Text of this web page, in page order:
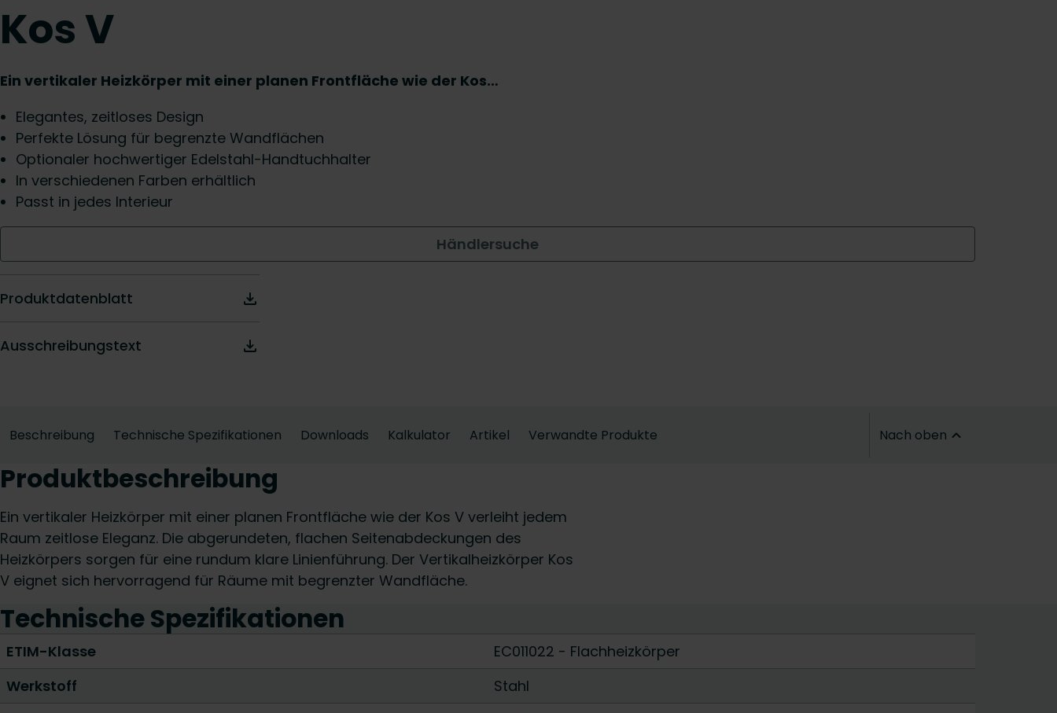
Kos V
Ein vertikaler Heizkörper mit einer planen Frontfläche wie der Kos…
Elegantes, zeitloses Design
Perfekte Lösung für begrenzte Wandflächen
Optionaler hochwertiger Edelstahl-Handtuchhalter
In verschiedenen Farben erhältlich
Passt in jedes Interieur
Händlersuche
Produktdatenblatt
Ausschreibungstext
Beschreibung Technische Spezifikationen Downloads Kalkulator Artikel Verwandte Produkte Nach oben
Produktbeschreibung
Ein vertikaler Heizkörper mit einer planen Frontfläche wie der Kos V verleiht jedem
Raum zeitlose Eleganz. Die abgerundeten, flachen Seitenabdeckungen des
Heizkörpers sorgen für eine rundum klare Linienführung. Der Vertikalheizkörper Kos
V eignet sich hervorragend für Räume mit begrenzter Wandfläche.
Technische Spezifikationen
ETIM-Klasse
EC011022 - Flachheizkörper
Werkstoff
Stahl